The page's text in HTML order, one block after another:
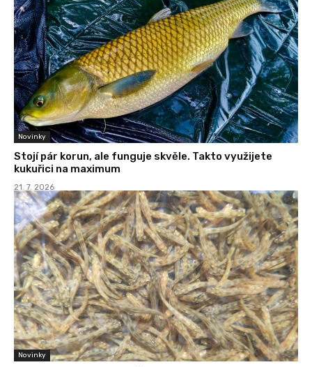
Novinky
Stojí pár korun, ale funguje skvěle. Takto využijete
kukuřici na maximum
21. 7. 2026
Novinky